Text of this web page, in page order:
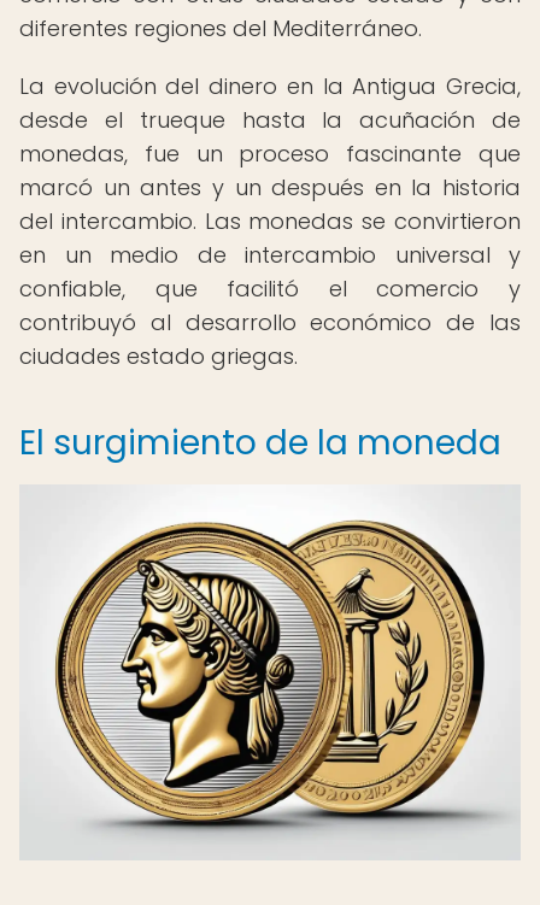
diferentes regiones del Mediterráneo.
La evolución del dinero en la Antigua Grecia,
desde el trueque hasta la acuñación de
monedas, fue un proceso fascinante que
marcó un antes y un después en la historia
del intercambio. Las monedas se convirtieron
en un medio de intercambio universal y
confiable, que facilitó el comercio y
contribuyó al desarrollo económico de las
ciudades estado griegas.
El surgimiento de la moneda